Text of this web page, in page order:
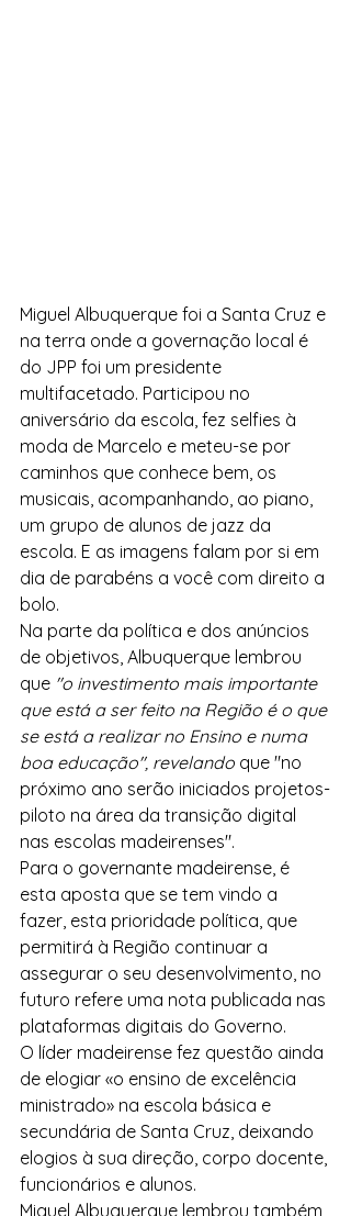
Miguel Albuquerque foi a Santa Cruz e
na terra onde a governação local é
do JPP foi um presidente
multifacetado. Participou no
aniversário da escola, fez selfies à
moda de Marcelo e meteu-se por
caminhos que conhece bem, os
musicais, acompanhando, ao piano,
um grupo de alunos de jazz da
escola. E as imagens falam por si em
dia de parabéns a você com direito a
bolo.
Na parte da política e dos anúncios
de objetivos, Albuquerque lembrou
que "o investimento mais importante
que está a ser feito na Região é o que
se está a realizar no Ensino e numa
boa educação", revelando que "no
próximo ano serão iniciados projetos-
piloto na área da transição digital
nas escolas madeirenses".
Para o governante madeirense, é
esta aposta que se tem vindo a
fazer, esta prioridade política, que
permitirá à Região continuar a
assegurar o seu desenvolvimento, no
futuro refere uma nota publicada nas
plataformas digitais do Governo.
O líder madeirense fez questão ainda
de elogiar «o ensino de excelência
ministrado» na escola básica e
secundária de Santa Cruz, deixando
elogios à sua direção, corpo docente,
funcionários e alunos.
Miguel Albuquerque lembrou também